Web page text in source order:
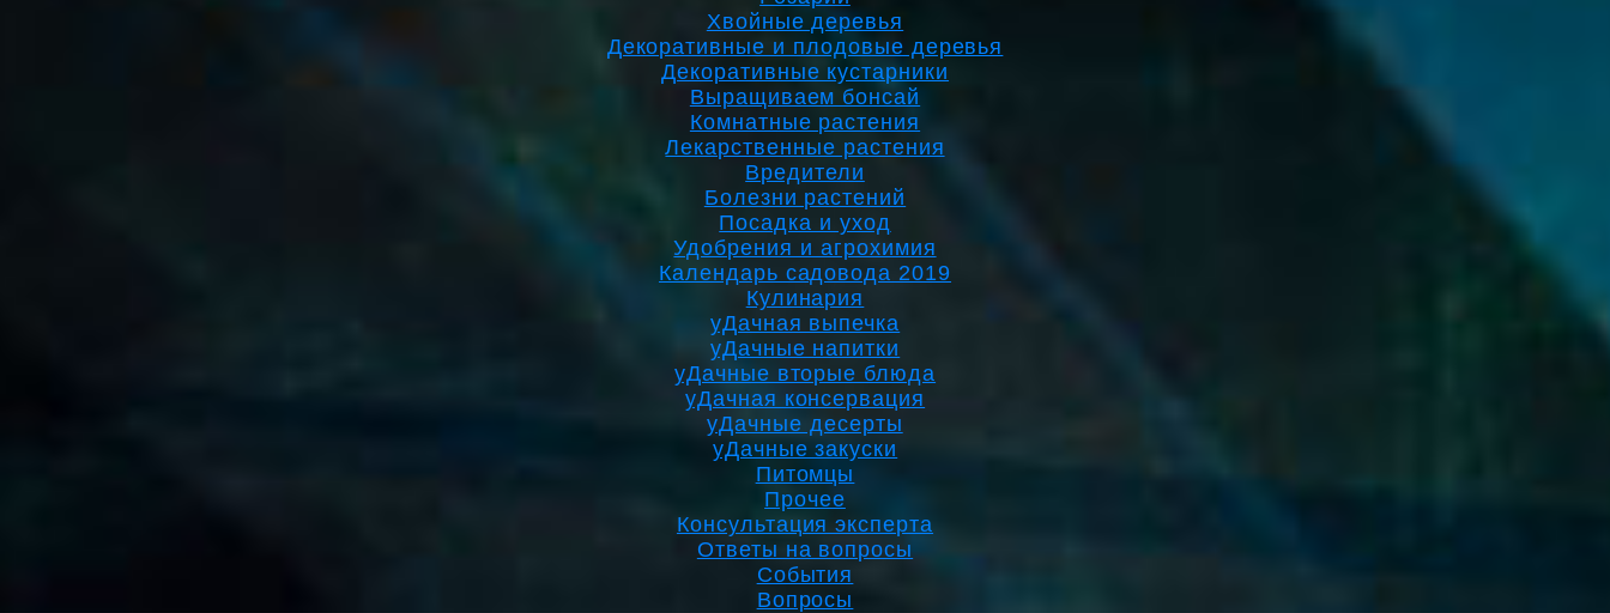
Хвойные деревья
Декоративные и плодовые деревья
Декоративные кустарники
Выращиваем бонсай
Комнатные растения
Лекарственные растения
Вредители
Болезни растений
Посадка и уход
Удобрения и агрохимия
Календарь садовода 2019
Кулинария
уДачная выпечка
уДачные напитки
уДачные вторые блюда
уДачная консервация
уДачные десерты
уДачные закуски
Питомцы
Прочее
Консультация эксперта
Ответы на вопросы
События
Вопросы